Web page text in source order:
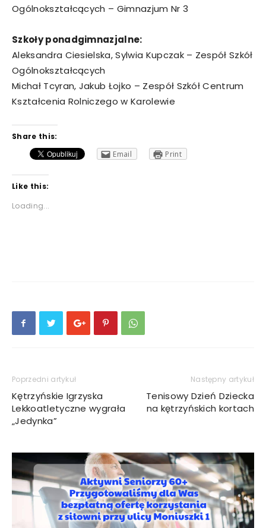
Ogólnokształcących – Gimnazjum Nr 3
Szkoły ponadgimnazjalne:
Aleksandra Ciesielska, Sylwia Kupczak – Zespół Szkół
Ogólnokształcących
Michał Tcyran, Jakub Łojko – Zespół Szkół Centrum
Kształcenia Rolniczego w Karolewie
Share this:
Email
Print
Like this:
Loading...
Poprzedni artykuł
Kętrzyńskie Igrzyska
Lekkoatletyczne wygrała
„Jedynka”
Następny artykuł
Tenisowy Dzień Dziecka
na kętrzyńskich kortach